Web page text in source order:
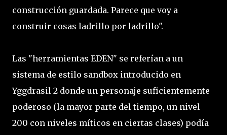
construcción guardada. Parece que voy a
construir cosas ladrillo por ladrillo".
Las "herramientas EDEN" se referían a un
sistema de estilo sandbox introducido en
Yggdrasil 2 donde un personaje suficientemente
poderoso (la mayor parte del tiempo, un nivel
200 con niveles míticos en ciertas clases) podía